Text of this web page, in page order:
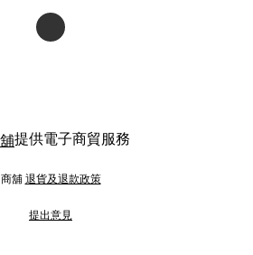
提供電子商貿服務
商舖 退貨及退款政策
提出意見